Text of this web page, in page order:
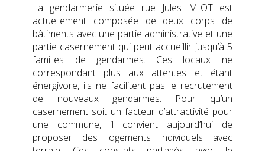
La gendarmerie située rue Jules MIOT est
actuellement composée de deux corps de
bâtiments avec une partie administrative et une
partie casernement qui peut accueillir jusqu’à 5
familles de gendarmes. Ces locaux ne
correspondant plus aux attentes et étant
énergivore, ils ne facilitent pas le recrutement
de nouveaux gendarmes. Pour qu’un
casernement soit un facteur d’attractivité pour
une commune, il convient aujourd’hui de
proposer des logements individuels avec